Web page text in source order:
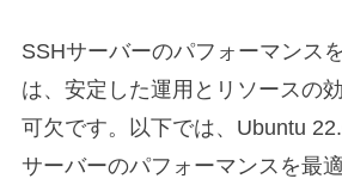
SSHサーバーのパフォーマンス
は、安定した運用とリソースの
可欠です。以下では、Ubuntu
サーバーのパフォーマンスを最